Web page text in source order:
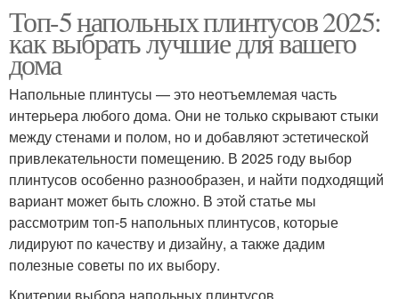
Топ-5 напольных плинтусов 2025:
как выбрать лучшие для вашего
дома
Напольные плинтусы — это неотъемлемая часть
интерьера любого дома. Они не только скрывают стыки
между стенами и полом, но и добавляют эстетической
привлекательности помещению. В 2025 году выбор
плинтусов особенно разнообразен, и найти подходящий
вариант может быть сложно. В этой статье мы
рассмотрим топ-5 напольных плинтусов, которые
лидируют по качеству и дизайну, а также дадим
полезные советы по их выбору.